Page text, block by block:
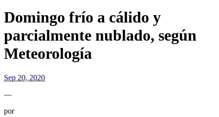
Domingo frío a cálido y
parcialmente nublado, según
Meteorología
Sep 20, 2020
—
por